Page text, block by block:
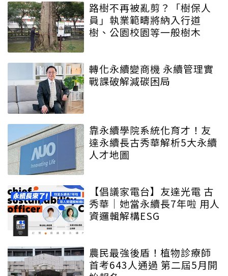
路樹不再被亂剪？「樹保人
員」執業範疇將納入行道
樹、公園校園等一般樹木
轉化永續變商機 永續管理實
戰課破解減碳困局
靠永續學院系統化育才！友
達永續長古秀華解析5大永續
人才地圖
【倡議家電台】友達光電 古
秀華｜她當永續長7年啦 用人
資邏輯解構ESG
農民最強後盾！植物診療師
首考643人通過 第二屆5月開